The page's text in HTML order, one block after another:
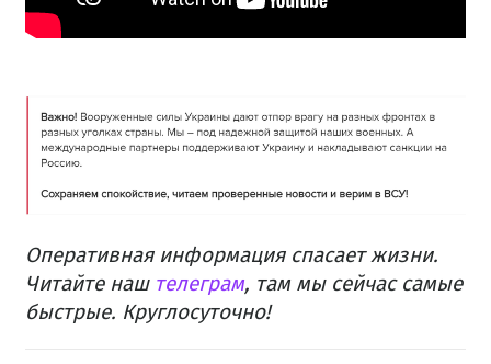
Оперативная информация спасает жизни.
Читайте наш телеграм, там мы сейчас самые
быстрые. Круглосуточно!